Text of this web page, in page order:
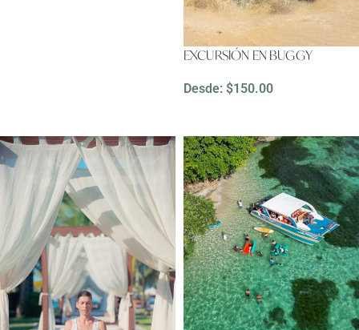
EXCURSIÓN EN BUGGY
Desde: $150.00